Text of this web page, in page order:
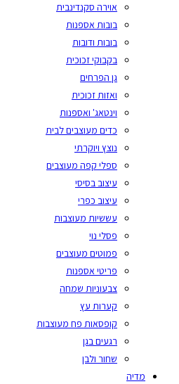
אוירה סקנדינבית
בובות אספנות
בובות ודובות
בקבוקי זכוכית
גן הפרחים
ואזות זכוכית
וינטאג' ואספנות
כדים מעוצבים לבית
נוצץ ויוקרתי
ספלי קפה מעוצבים
עיצוב בסיסי
עיצוב כפרי
עששיות מעוצבות
פסלי נוי
פמוטים מעוצבים
פריטי אספנות
צבעוניות שמחה
קערות עץ
קופסאות פח מעוצבות
רגעים בגן
שחור ולבן
מדיה